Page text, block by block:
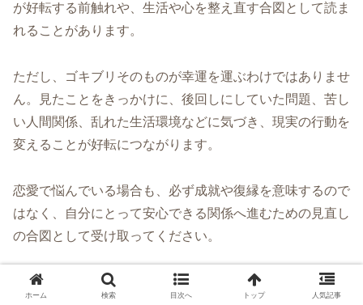
が好転する前触れや、生活や心を整え直す合図として読ま
れることがあります。
ただし、ゴキブリそのものが幸運を運ぶわけではありませ
ん。見たことをきっかけに、後回しにしていた問題、苦し
い人間関係、乱れた生活環境などに気づき、現実の行動を
変えることが好転につながります。
恋愛で悩んでいる場合も、必ず成就や復縁を意味するので
はなく、自分にとって安心できる関係へ進むための見直し
の合図として受け取ってください。
怖い出来事を無理に幸運へ置き換えるのではなく、今の自
ホーム 検索 目次へ トップ 人気記事